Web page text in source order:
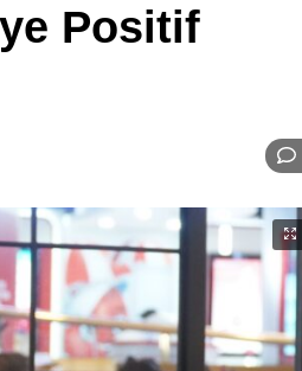
Positif